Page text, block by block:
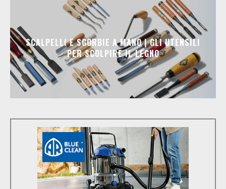
SCALPELLI E SGORBIE A MANO | GLI UTENSILI
PER SCOLPIRE IL LEGNO